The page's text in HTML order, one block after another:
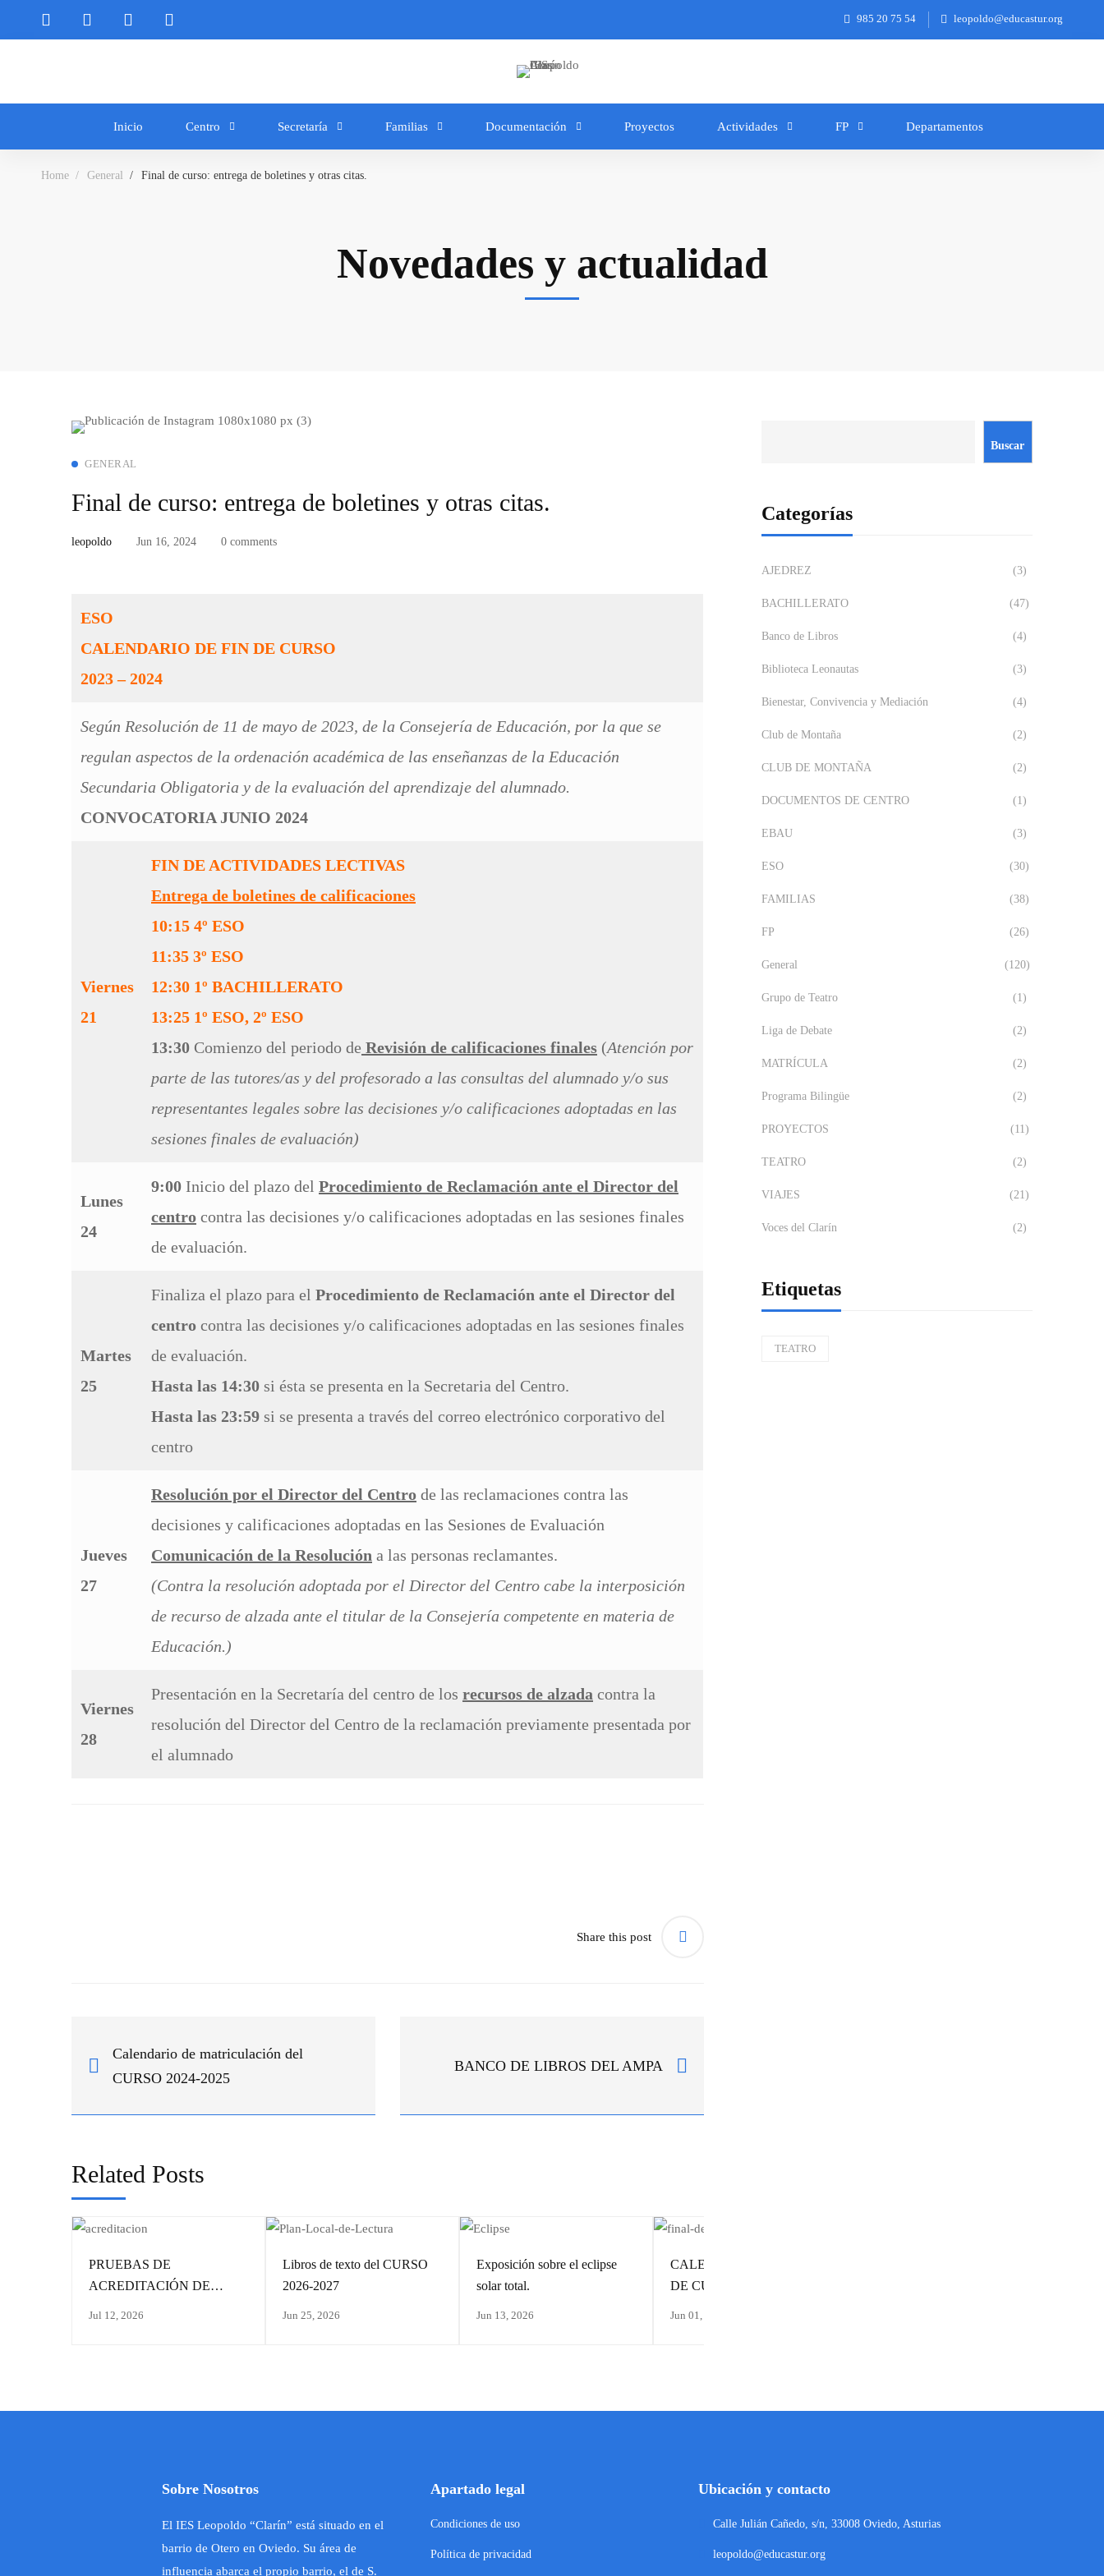
985 20 75 54 leopoldo@educastur.org
Inicio Centro Secretaría Familias Documentación Proyectos Actividades FP Departamentos
Home General Final de curso: entrega de boletines y otras citas.
Novedades y actualidad
GENERAL
Final de curso: entrega de boletines y otras citas.
leopoldo Jun 16, 2024 0 comments
ESO
CALENDARIO DE FIN DE CURSO
2023 – 2024
Según Resolución de 11 de mayo de 2023, de la Consejería de Educación, por la que se
regulan aspectos de la ordenación académica de las enseñanzas de la Educación
Secundaria Obligatoria y de la evaluación del aprendizaje del alumnado.
CONVOCATORIA JUNIO 2024
Viernes
21
FIN DE ACTIVIDADES LECTIVAS
Entrega de boletines de calificaciones
10:15 4º ESO
11:35 3º ESO
12:30 1º BACHILLERATO
13:25 1º ESO, 2º ESO
13:30 Comienzo del periodo de Revisión de calificaciones finales (Atención por
parte de las tutores/as y del profesorado a las consultas del alumnado y/o sus
representantes legales sobre las decisiones y/o calificaciones adoptadas en las
sesiones finales de evaluación)
Lunes
24
9:00 Inicio del plazo del Procedimiento de Reclamación ante el Director del
centro contra las decisiones y/o calificaciones adoptadas en las sesiones finales
de evaluación.
Martes
25
Finaliza el plazo para el Procedimiento de Reclamación ante el Director del
centro contra las decisiones y/o calificaciones adoptadas en las sesiones finales
de evaluación.
Hasta las 14:30 si ésta se presenta en la Secretaria del Centro.
Hasta las 23:59 si se presenta a través del correo electrónico corporativo del
centro
Jueves
27
Resolución por el Director del Centro de las reclamaciones contra las
decisiones y calificaciones adoptadas en las Sesiones de Evaluación
Comunicación de la Resolución a las personas reclamantes.
(Contra la resolución adoptada por el Director del Centro cabe la interposición
de recurso de alzada ante el titular de la Consejería competente en materia de
Educación.)
Viernes
28
Presentación en la Secretaría del centro de los recursos de alzada contra la
resolución del Director del Centro de la reclamación previamente presentada por
el alumnado
Share this post
Calendario de matriculación del
CURSO 2024-2025
BANCO DE LIBROS DEL AMPA
Related Posts
PRUEBAS DE
ACREDITACIÓN DE
Jul 12, 2026
Libros de texto del CURSO
2026-2027
Jun 25, 2026
Exposición sobre el eclipse
solar total.
Jun 13, 2026
CALENDARIOS DE FINAL
DE CURSO
Jun 01, 2026
Buscar
Categorías
AJEDREZ (3)
BACHILLERATO (47)
Banco de Libros (4)
Biblioteca Leonautas (3)
Bienestar, Convivencia y Mediación (4)
Club de Montaña (2)
CLUB DE MONTAÑA (2)
DOCUMENTOS DE CENTRO (1)
EBAU (3)
ESO (30)
FAMILIAS (38)
FP (26)
General (120)
Grupo de Teatro (1)
Liga de Debate (2)
MATRÍCULA (2)
Programa Bilingüe (2)
PROYECTOS (11)
TEATRO (2)
VIAJES (21)
Voces del Clarín (2)
Etiquetas
TEATRO
Sobre Nosotros
El IES Leopoldo “Clarín” está situado en el
barrio de Otero en Oviedo. Su área de
influencia abarca el propio barrio, el de S.
Apartado legal
Condiciones de uso
Política de privacidad
Ubicación y contacto
Calle Julián Cañedo, s/n, 33008 Oviedo, Asturias
leopoldo@educastur.org